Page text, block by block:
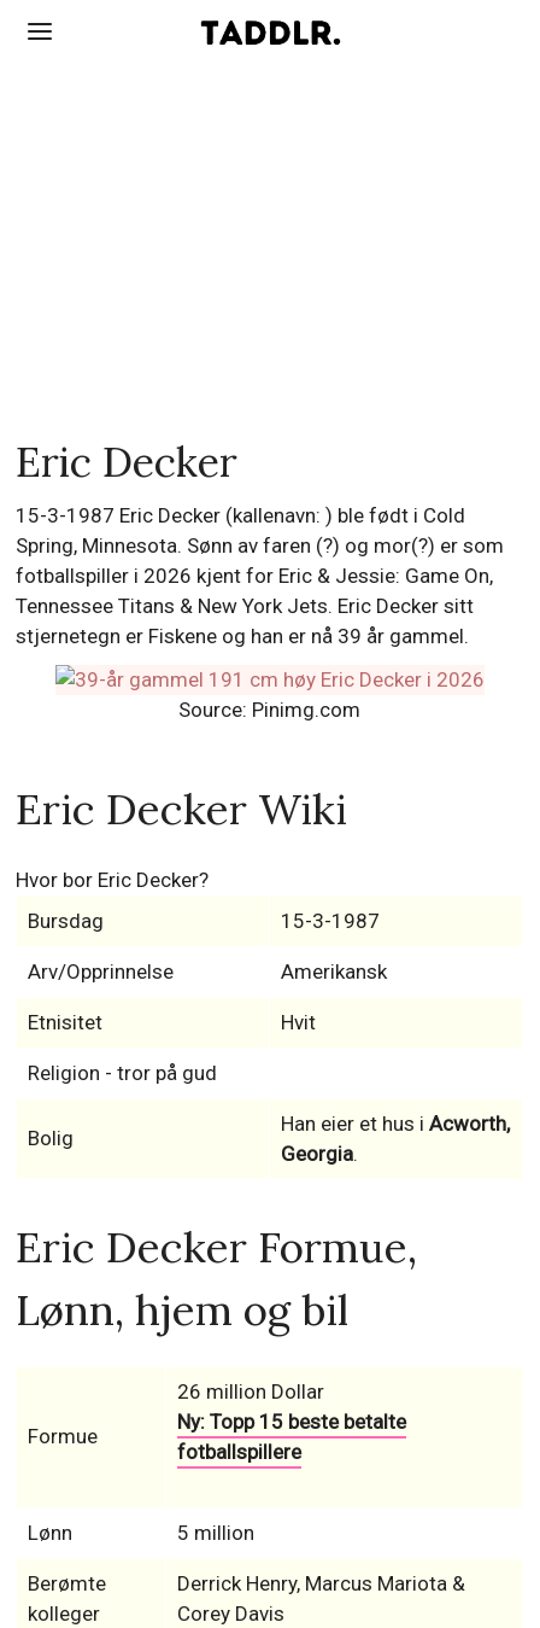
Eric Decker
15-3-1987 Eric Decker (kallenavn: ) ble født i Cold
Spring, Minnesota. Sønn av faren (?) og mor(?) er som
fotballspiller i 2026 kjent for Eric & Jessie: Game On,
Tennessee Titans & New York Jets. Eric Decker sitt
stjernetegn er Fiskene og han er nå 39 år gammel.
Source: Pinimg.com
Eric Decker Wiki
Hvor bor Eric Decker?
Bursdag
15-3-1987
Arv/Opprinnelse Amerikansk
Etnisitet Hvit
Religion - tror på gud
Bolig
Han eier et hus i Acworth,
Georgia.
Eric Decker Formue,
Lønn, hjem og bil
Formue
26 million Dollar
Ny: Topp 15 beste betalte
fotballspillere
Lønn 5 million
Berømte
kolleger
Derrick Henry, Marcus Mariota &
Corey Davis